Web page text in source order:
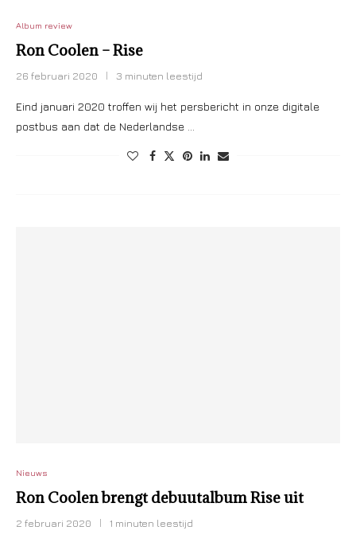
Album review
Ron Coolen – Rise
26 februari 2020 3 minuten leestijd
Eind januari 2020 troffen wij het persbericht in onze digitale
postbus aan dat de Nederlandse …
Nieuws
Ron Coolen brengt debuutalbum Rise uit
2 februari 2020 1 minuten leestijd